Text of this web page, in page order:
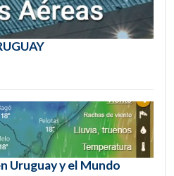
Uruguay y el Mundo